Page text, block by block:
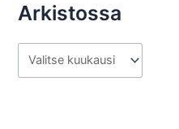
Arkistossa
r